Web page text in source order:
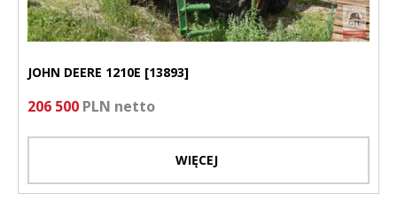
JOHN DEERE 1210E [13893]
206 500 PLN netto
WIĘCEJ